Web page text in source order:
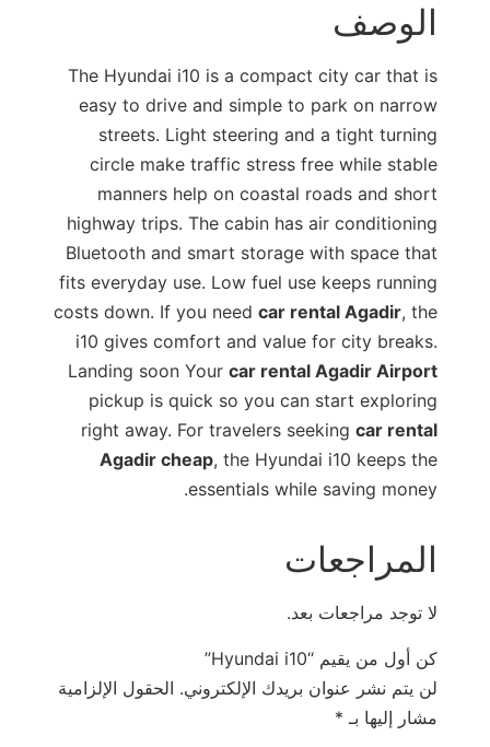
الوصف
The Hyundai i10 is a compact city car that is
easy to drive and simple to park on narrow
streets. Light steering and a tight turning
circle make traffic stress free while stable
manners help on coastal roads and short
highway trips. The cabin has air conditioning
Bluetooth and smart storage with space that
fits everyday use. Low fuel use keeps running
costs down. If you need car rental Agadir, the
i10 gives comfort and value for city breaks.
Landing soon Your car rental Agadir Airport
pickup is quick so you can start exploring
right away. For travelers seeking car rental
Agadir cheap, the Hyundai i10 keeps the
essentials while saving money.
المراجعات
لا توجد مراجعات بعد.
كن أول من يقيم “Hyundai i10”
لن يتم نشر عنوان بريدك الإلكتروني. الحقول الإلزامية
مشار إليها بـ *